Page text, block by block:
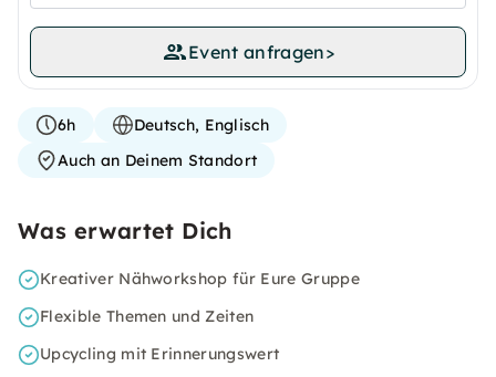
Event anfragen>
6h
Deutsch, Englisch
Auch an Deinem Standort
Was erwartet Dich
Kreativer Nähworkshop für Eure Gruppe
Flexible Themen und Zeiten
Upcycling mit Erinnerungswert